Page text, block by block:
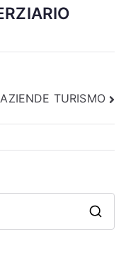
TURISMO